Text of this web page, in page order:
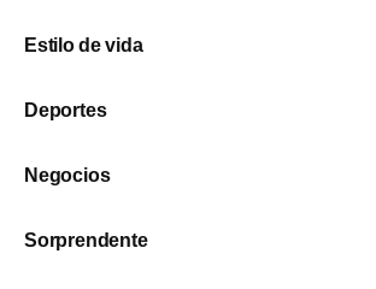
Estilo de vida
Deportes
Negocios
Sorprendente